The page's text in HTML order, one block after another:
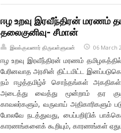
ஈழ உறவு இரவீந்திரன் மரணம்
தலைகுனிவு- சீமான்
இலக்குவனார் திருவள்ளுவன் 06 March
ஈழ உறவு இரவீந்திரன் மரணம்
பேரினவாத அரசின் திட்டமிட்ட
நம் ஈழத்தமிழ்ச் சொந்தங்கள் அகதிகள்
அடைத்து வைத்து மூன்றாம் தர
காவலர்களும், வருவாய் அதிகாரிகளும்
போலவே நடத்துவது, பைப்பறி(பிக்
காரணங்களைக் கூறியும், காரணங்கள்